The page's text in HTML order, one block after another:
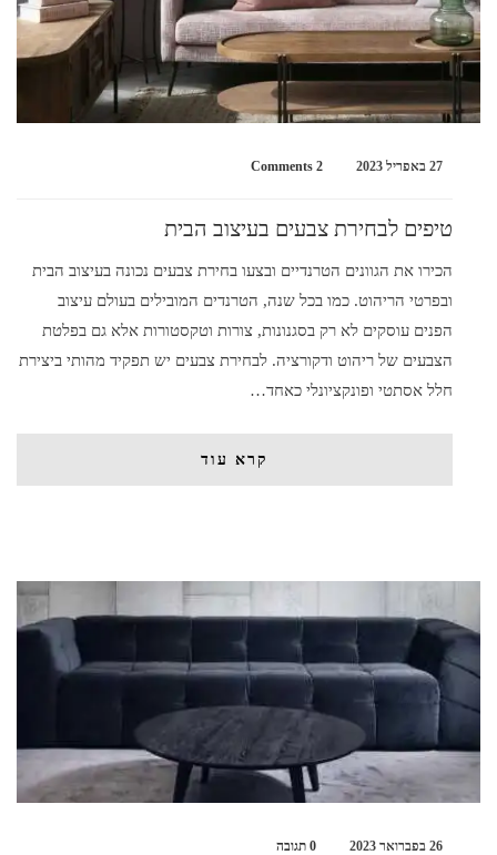
27 באפריל 2023 2 Comments
טיפים לבחירת צבעים בעיצוב הבית
הכירו את הגוונים הטרנדיים ובצעו בחירת צבעים נכונה בעיצוב הבית
ובפרטי הריהוט. כמו בכל שנה, הטרנדים המובילים בעולם עיצוב
הפנים עוסקים לא רק בסגנונות, צורות וטקסטורות אלא גם בפלטת
הצבעים של ריהוט ודקורציה. לבחירת צבעים יש תפקיד מהותי ביצירת
חלל אסתטי ופונקציונלי כאחד…
קרא עוד
26 בפברואר 2023 0 תגובה